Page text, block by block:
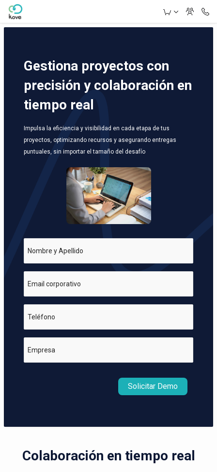
Skip to Main Content
Gestiona proyectos con
precisión y colaboración en
tiempo real
Impulsa la eficiencia y visibilidad en cada etapa de tus
proyectos, optimizando recursos y asegurando entregas
puntuales, sin importar el tamaño del desafío
Nombre y Apellido
Email corporativo
Teléfono
Empresa
Solicitar Demo
Colaboración en tiempo real